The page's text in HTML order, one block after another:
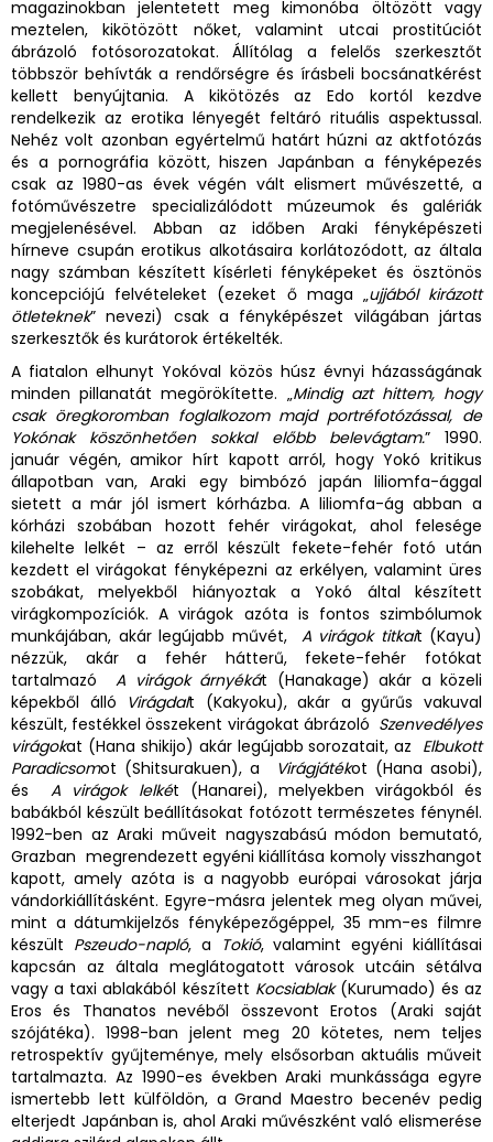
magazinokban jelentetett meg kimonóba öltözött vagy
meztelen, kikötözött nőket, valamint utcai prostitúciót
ábrázoló fotósorozatokat. Állítólag a felelős szerkesztőt
többször behívták a rendőrségre és írásbeli bocsánatkérést
kellett benyújtania. A kikötözés az Edo kortól kezdve
rendelkezik az erotika lényegét feltáró rituális aspektussal.
Nehéz volt azonban egyértelmű határt húzni az aktfotózás
és a pornográfia között, hiszen Japánban a fényképezés
csak az 1980-as évek végén vált elismert művészetté, a
fotóművészetre specializálódott múzeumok és galériák
megjelenésével. Abban az időben Araki fényképészeti
hírneve csupán erotikus alkotásaira korlátozódott, az általa
nagy számban készített kísérleti fényképeket és ösztönös
koncepciójú felvételeket (ezeket ő maga „ujjából kirázott
ötleteknek” nevezi) csak a fényképészet világában jártas
szerkesztők és kurátorok értékelték.
A fiatalon elhunyt Yokóval közös húsz évnyi házasságának
minden pillanatát megörökítette. „Mindig azt hittem, hogy
csak öregkoromban foglalkozom majd portréfotózással, de
Yokónak köszönhetően sokkal előbb belevágtam.” 1990.
január végén, amikor hírt kapott arról, hogy Yokó kritikus
állapotban van, Araki egy bimbózó japán liliomfa-ággal
sietett a már jól ismert kórházba. A liliomfa-ág abban a
kórházi szobában hozott fehér virágokat, ahol felesége
kilehelte lelkét – az erről készült fekete-fehér fotó után
kezdett el virágokat fényképezni az erkélyen, valamint üres
szobákat, melyekből hiányoztak a Yokó által készített
virágkompozíciók. A virágok azóta is fontos szimbólumok
munkájában, akár legújabb művét, A virágok titkait (Kayu)
nézzük, akár a fehér hátterű, fekete-fehér fotókat
tartalmazó A virágok árnyékát (Hanakage) akár a közeli
képekből álló Virágdalt (Kakyoku), akár a gyűrűs vakuval
készült, festékkel összekent virágokat ábrázoló Szenvedélyes
virágokat (Hana shikijo) akár legújabb sorozatait, az Elbukott
Paradicsomot (Shitsurakuen), a Virágjátékot (Hana asobi),
ésA virágok lelkét (Hanarei), melyekben virágokból és
babákból készült beállításokat fotózott természetes fénynél.
1992-ben az Araki műveit nagyszabású módon bemutató,
Grazban megrendezett egyéni kiállítása komoly visszhangot
kapott, amely azóta is a nagyobb európai városokat járja
vándorkiállításként. Egyre-másra jelentek meg olyan művei,
mint a dátumkijelzős fényképezőgéppel, 35 mm-es filmre
készült Pszeudo-napló, a Tokió, valamint egyéni kiállításai
kapcsán az általa meglátogatott városok utcáin sétálva
vagy a taxi ablakából készített Kocsiablak (Kurumado) és az
Eros és Thanatos nevéből összevont Erotos (Araki saját
szójátéka). 1998-ban jelent meg 20 kötetes, nem teljes
retrospektív gyűjteménye, mely elsősorban aktuális műveit
tartalmazta. Az 1990-es években Araki munkássága egyre
ismertebb lett külföldön, a Grand Maestro becenév pedig
elterjedt Japánban is, ahol Araki művészként való elismerése